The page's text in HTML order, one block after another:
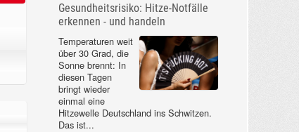
Gesundheitsrisiko: Hitze-Notfälle
erkennen - und handeln
Temperaturen weit
über 30 Grad, die
Sonne brennt: In
diesen Tagen
bringt wieder
einmal eine
Hitzewelle Deutschland ins Schwitzen.
Das ist...